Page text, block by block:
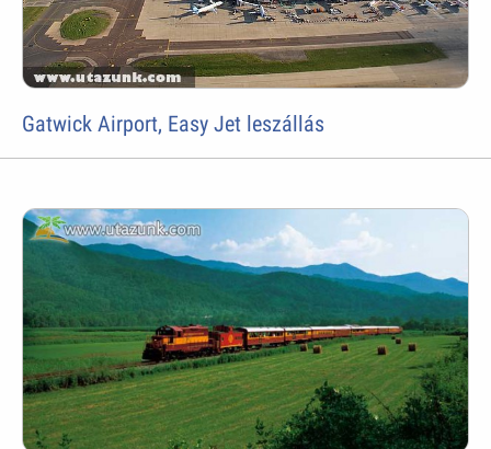
Gatwick Airport, Easy Jet leszállás